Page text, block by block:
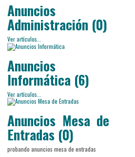
Anuncios
Administración (0)
Ver artículos...
Anuncios
Informática (6)
Ver artículos...
Anuncios Mesa de
Entradas (0)
probando anuncios mesa de entradas